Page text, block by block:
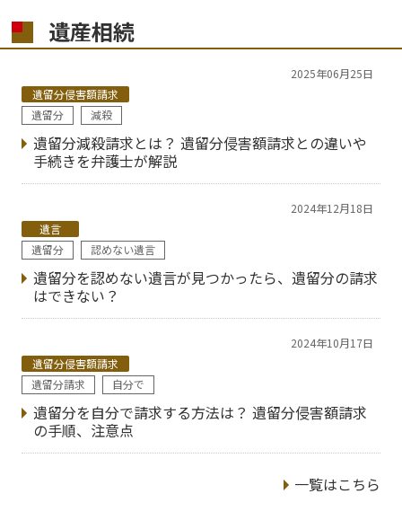
遺産相続
2025年06月25日
遺留分侵害額請求
遺留分
減殺
遺留分減殺請求とは？ 遺留分侵害額請求との違いや
手続きを弁護士が解説
2024年12月18日
遺言
遺留分
認めない遺言
遺留分を認めない遺言が見つかったら、遺留分の請求
はできない？
2024年10月17日
遺留分侵害額請求
遺留分請求
自分で
遺留分を自分で請求する方法は？ 遺留分侵害額請求
の手順、注意点
一覧はこちら